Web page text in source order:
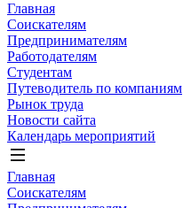
Главная
Соискателям
Предпринимателям
Работодателям
Студентам
Путеводитель по компаниям
Рынок труда
Новости сайта
Календарь мероприятий
Главная
Соискателям